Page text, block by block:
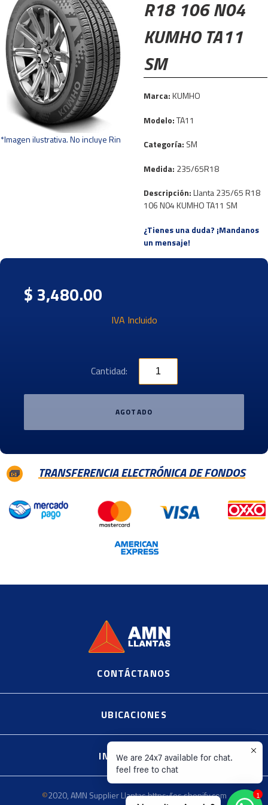
*Imagen ilustrativa. No incluye Rin
R18 106 N04
KUMHO TA11
SM
Marca:KUMHO
Modelo:TA11
Categoría: SM
Medida: 235/65R18
Descripción:Llanta 235/65 R18
106 N04 KUMHO TA11 SM
¿Tienes una duda? ¡Mandanos
un mensaje!
$ 3,480.00
IVA Incluido
Cantidad:
AGOTADO
TRANSFERENCIA ELECTRÓNICA DE FONDOS
2020, AMN Supplier Llantas https://es.shopify.com
CONTÁCTANOS
UBICACIONES
INFORMACIÓN
©2020, AMN Supplier Llantas https://es.shopify.com
We are 24x7 available for chat.
feel free to chat
1